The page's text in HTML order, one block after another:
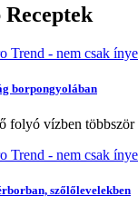
Receptek
borpongyolában
folyó vízben többször
szőlőlevelekben